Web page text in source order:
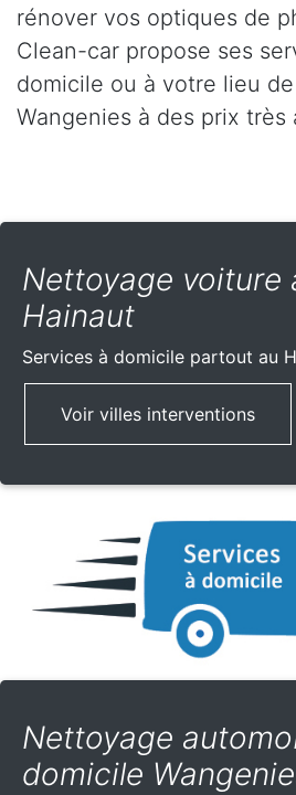
rénover vos optiques de
Clean-car propose ses
domicile ou à votre lieu
Wangenies à des prix
Nettoyage voiture
Hainaut
Services à domicile partout au
Voir villes interventions
Nettoyage
domicile